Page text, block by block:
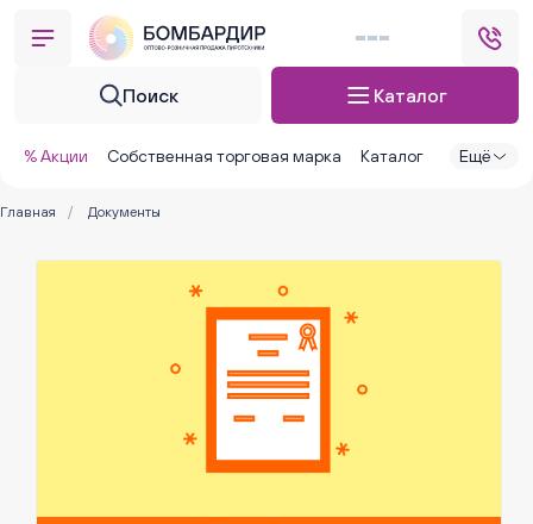
Поиск Каталог
% Акции Собственная торговая марка Каталог Ещё
Главная / Документы